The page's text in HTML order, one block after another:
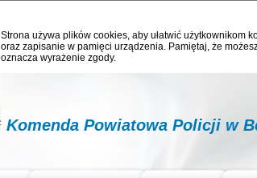
Strona używa plików cookies, aby ułatwić użytkownikom
oraz zapisanie w pamięci urządzenia. Pamiętaj, że
oznacza wyrażenie zgody.
Komenda Powiatowa Policji w